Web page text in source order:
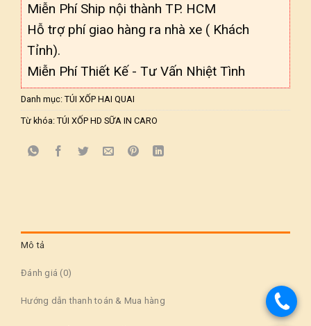
Miễn Phí Ship nội thành TP. HCM
Hỗ trợ phí giao hàng ra nhà xe ( Khách
Tỉnh).
Miễn Phí Thiết Kế - Tư Vấn Nhiệt Tình
Danh mục: TÚI XỐP HAI QUAI
Từ khóa: TÚI XỐP HD SỮA IN CARO
Mô tả
Đánh giá (0)
Hướng dẫn thanh toán & Mua hàng